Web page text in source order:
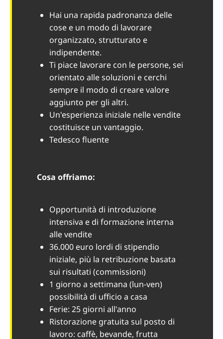
Hai una rapida padronanza delle
cose e un modo di lavorare
organizzato, strutturato e
indipendente.
Ti piace lavorare con le persone, sei
orientato alle soluzioni e cerchi
sempre il modo di creare valore
aggiunto per gli altri.
Un'esperienza iniziale nelle vendite
costituisce un vantaggio.
Tedesco fluente
Cosa offriamo:
Opportunità di introduzione
intensiva e di formazione interna
alle vendite
36.000 euro lordi di stipendio
iniziale, più la retribuzione basata
sui risultati (commissioni)
1 giorno a settimana (lun-ven)
possibilità di ufficio a casa
Ferie: 25 giorni all'anno
Ristorazione gratuita sul posto di
lavoro: caffè, bevande, frutta